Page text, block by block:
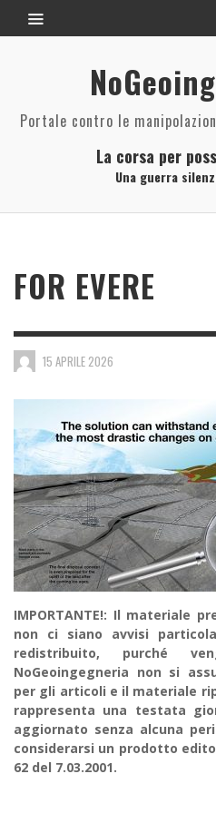
Portale contro le
La corsa per
Una guerra
FOR EVERE
15 APRILE 2026
IMPORTANTE!: Il materiale
non ci siano avvisi
redistribuito, purché
NoGeoingegneria non si
per gli articoli e il materiale
rappresenta una testata
aggiornato senza alcuna
considerarsi un prodotto
62 del 7.03.2001.